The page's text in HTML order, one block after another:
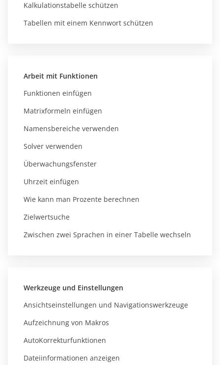
Kalkulationstabelle schützen
Tabellen mit einem Kennwort schützen
Arbeit mit Funktionen
Funktionen einfügen
Matrixformeln einfügen
Namensbereiche verwenden
Solver verwenden
Überwachungsfenster
Uhrzeit einfügen
Wie kann man Prozente berechnen
Zielwertsuche
Zwischen zwei Sprachen in einer Tabelle wechseln
Werkzeuge und Einstellungen
Ansichtseinstellungen und Navigationswerkzeuge
Aufzeichnung von Makros
AutoKorrekturfunktionen
Dateiinformationen anzeigen